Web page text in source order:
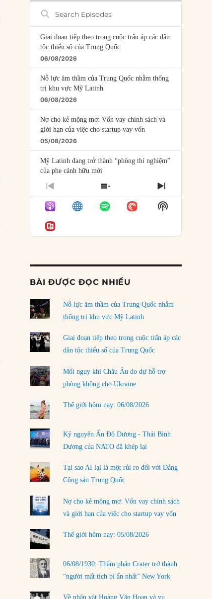
Search
Episodes
Giai đoạn tiếp theo trong cuộc trấn áp các dân
tộc thiểu số của Trung Quốc
06/08/2026
Nỗ lực âm thầm của Trung Quốc nhằm thống
trị khu vực Mỹ Latinh
06/08/2026
Nợ cho kẻ mộng mơ: Vốn vay chính sách và
giới hạn của việc cho startup vay vốn
05/08/2026
Mỹ Latinh đang trở thành “phòng thí nghiệm”
của phe cánh hữu mới
04/08/2026
Tại sao Trung Quốc phủ nhận cuộc gặp với
Ngoại trưởng Nhật Bản?
04/08/2026
03/08/2026
Đặt cược vào thất bại: Các quỹ đầu tư mạo
rủi ro
02/08/2026
Làm thế nào để kết thúc Chiến tranh Iran?
01/08/2026
Chiến lược kế tiếp của Bắc Kinh ở Biển Đông
31/07/2026
Trật tự thế giới mới: Các nước nhỏ sẽ luôn
phải chịu đựng?
30/07/2026
LOAD MORE
PREVIOUS
EPISODE
SHOW
EPISODES
LIST
NEXT
EPISODE
Show
Podcast
BÀI ĐƯỢC ĐỌC NHIỀU
Nỗ lực âm thầm của Trung Quốc nhằm
thống trị khu vực Mỹ Latinh
Giai đoạn tiếp theo trong cuộc trấn áp các
dân tộc thiểu số của Trung Quốc
Mối nguy khi Châu Âu do dự hỗ trợ
phòng không cho Ukraine
Thế giới hôm nay: 06/08/2026
Kỷ nguyên Ấn Độ Dương - Thái Bình
Dương của NATO đã khép lại
Tại sao AI lại là một rủi ro đối với Đảng
Cộng sản Trung Quốc
Nợ cho kẻ mộng mơ: Vốn vay chính sách
và giới hạn của việc cho startup vay vốn
Thế giới hôm nay: 05/08/2026
06/08/1930: Thẩm phán Crater trở thành
“người mất tích bí ẩn nhất” New York
Về nhân vật Hoàng Văn Hoan và vụ